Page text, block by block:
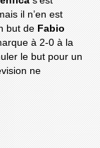
il n’en est
but de Fabio
à 2-0 à la
le but pour un
ne